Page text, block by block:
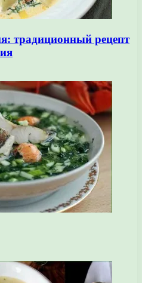
традиционный рецепт